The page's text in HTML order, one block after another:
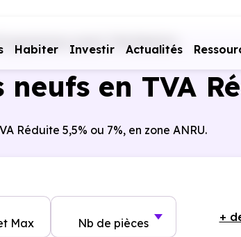
Habiter Investir Actualités
neufs TVA Réduite
en TVA
Réduite 5,5% ou 7%, en zone ANRU.
Max Nb de pièces +